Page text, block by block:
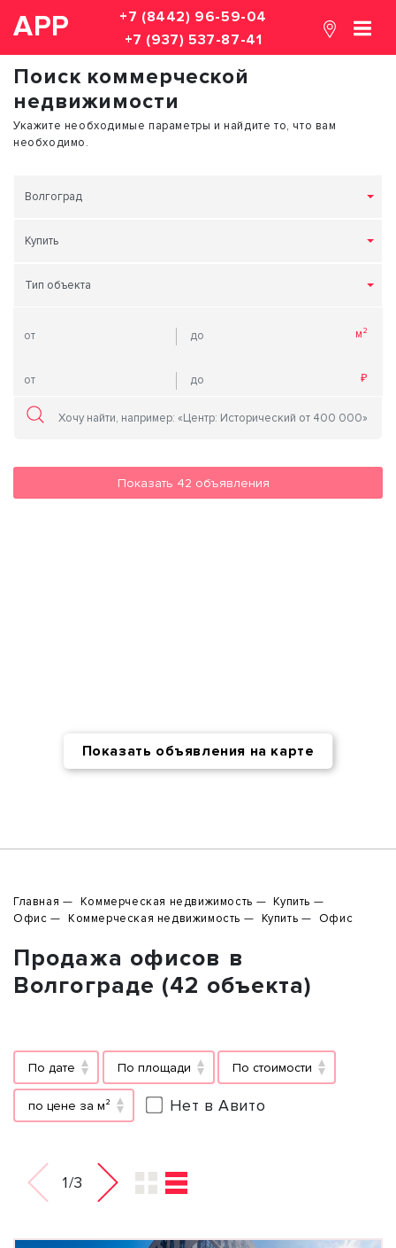
АРР
+7 (8442) 96-59-04
+7 (937) 537-87-41
Поиск коммерческой
недвижимости
Укажите необходимые параметры и найдите то, что вам
необходимо.
Волгоград
Купить
Тип объекта
Показать 42 объявления
Показать объявления на карте
Главная Коммерческая недвижимость
Купить
Офис
Коммерческая недвижимость Купить Офис
Продажа офисов в
Волгограде (42 объекта)
По дате По площади По стоимости
по цене за м² Нет в Авито
1/3